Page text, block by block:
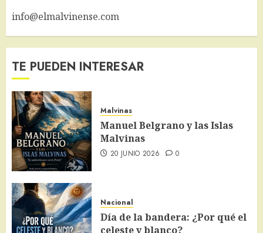
info@elmalvinense.com
TE PUEDEN INTERESAR
Malvinas
Manuel Belgrano y las Islas
Malvinas
20 JUNIO 2026 0
Nacional
Día de la bandera: ¿Por qué el
celeste y blanco?